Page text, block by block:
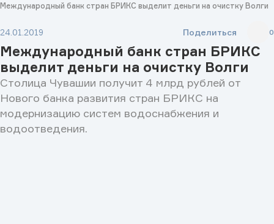
Международный банк стран БРИКС выделит деньги на очистку Волги
24.01.2019 Поделиться 0
Международный банк стран БРИКС
выделит деньги на очистку Волги
Столица Чувашии получит 4 млрд рублей от
Нового банка развития стран БРИКС на
модернизацию систем водоснабжения и
водоотведения.